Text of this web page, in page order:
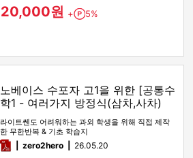
20,000원 + Point
5%
노베이스 수포자 고1을 위한 [공통수
학1 - 여러가지 방정식(삼차,사차)
라이트쎈도 어려워하는 과외 학생을 위해 직접 제작
한 무한반복 & 기초 학습지
pdfzero2hero 26.05.20